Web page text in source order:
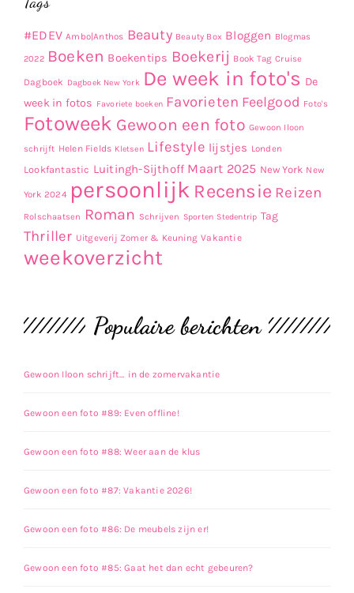
#EDEV Ambo|Anthos Beauty Beauty Box Bloggen Blogmas
2022 Boeken Boekentips Boekerij Book Tag Cruise
Dagboek Dagboek New York De week in foto's De
week in fotos Favoriete boeken Favorieten Feelgood Foto's
Fotoweek Gewoon een foto Gewoon Iloon
schrijft Helen Fields Kletsen Lifestyle lijstjes Londen
Lookfantastic Luitingh-Sijthoff Maart 2025 New York New
York 2024 persoonlijk Recensie Reizen
Rolschaatsen Roman Schrijven Sporten Stedentrip Tag
Thriller Uitgeverij Zomer & Keuning Vakantie
weekoverzicht
Populaire berichten
Gewoon Iloon schrijft… in de zomervakantie
Gewoon een foto #89: Even offline!
Gewoon een foto #88: Weer aan de klus
Gewoon een foto #87: Vakantie 2026!
Gewoon een foto #86: De meubels zijn er!
Gewoon een foto #85: Gaat het dan echt gebeuren?